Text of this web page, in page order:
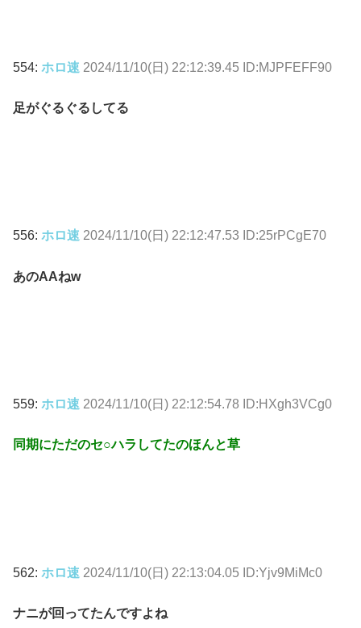
554: ホロ速 2024/11/10(日) 22:12:39.45 ID:MJPFEFF90
足がぐるぐるしてる
556: ホロ速 2024/11/10(日) 22:12:47.53 ID:25rPCgE70
あのAAねw
559: ホロ速 2024/11/10(日) 22:12:54.78 ID:HXgh3VCg0
同期にただのセ○ハラしてたのほんと草
562: ホロ速 2024/11/10(日) 22:13:04.05 ID:Yjv9MiMc0
ナニが回ってたんですよね